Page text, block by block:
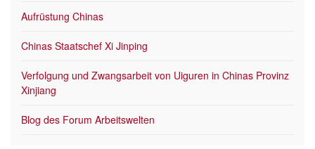
Aufrüstung Chinas
Chinas Staatschef Xi Jinping
Verfolgung und Zwangsarbeit von Uiguren in Chinas Provinz
Xinjiang
Blog des Forum Arbeitswelten